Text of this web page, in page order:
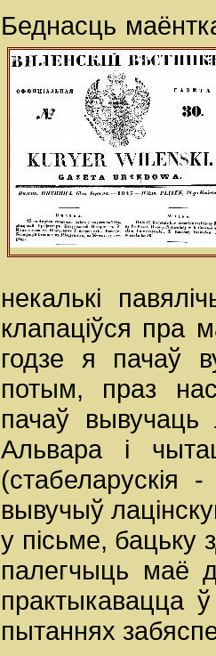
Беднасць
некалькі
клапаціўся пра
годзе я пачаў
потым, праз
пачаў вывучаць
Альвара і
(стабеларускія
вывучыў
у пісьме, бацьку
палегчыць маё
практыкавацца
пытаннях